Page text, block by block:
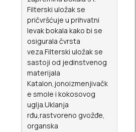
Filterski uložak se
pričvršćuje u prihvatni
levak bokala kako bi se
osigurala čvrsta
veza.Filterski uložak se
sastoji od jedinstvenog
materijala
Katalon,jonoizmenjivačk
e smole i kokosovog
uglja.Uklanja
rđu,rastvoreno gvožđe,
organska